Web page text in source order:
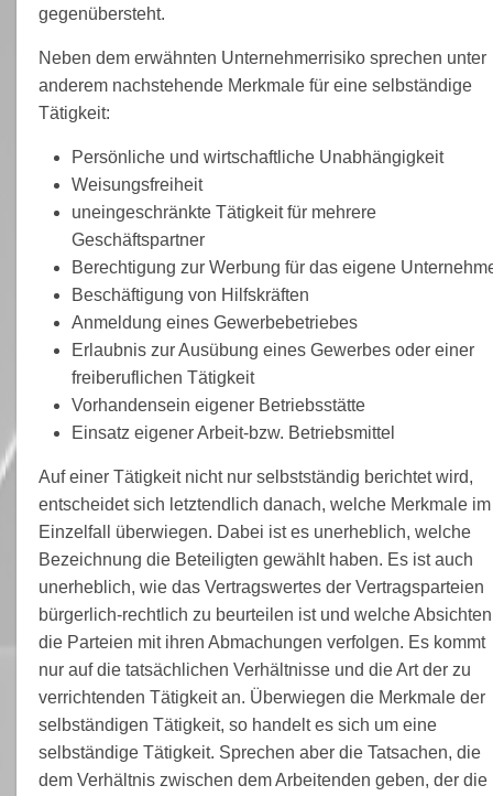
gegenübersteht.
Neben dem erwähnten Unternehmerrisiko sprechen unter
anderem nachstehende Merkmale für eine selbständige
Tätigkeit:
Persönliche und wirtschaftliche Unabhängigkeit
Weisungsfreiheit
uneingeschränkte Tätigkeit für mehrere
Geschäftspartner
Berechtigung zur Werbung für das eigene
Beschäftigung von Hilfskräften
Anmeldung eines Gewerbebetriebes
Erlaubnis zur Ausübung eines Gewerbes oder einer
freiberuflichen Tätigkeit
Vorhandensein eigener Betriebsstätte
Einsatz eigener Arbeit-bzw. Betriebsmittel
Auf einer Tätigkeit nicht nur selbstständig berichtet wird,
entscheidet sich letztendlich danach, welche Merkmale im
Einzelfall überwiegen. Dabei ist es unerheblich, welche
Bezeichnung die Beteiligten gewählt haben. Es ist auch
unerheblich, wie das Vertragswertes der Vertragsparteien
bürgerlich-rechtlich zu beurteilen ist und welche Absichten
die Parteien mit ihren Abmachungen verfolgen. Es kommt
nur auf die tatsächlichen Verhältnisse und die Art der zu
verrichtenden Tätigkeit an. Überwiegen die Merkmale der
selbständigen Tätigkeit, so handelt es sich um eine
selbständige Tätigkeit. Sprechen aber die Tatsachen, die
dem Verhältnis zwischen dem Arbeitenden geben, der die